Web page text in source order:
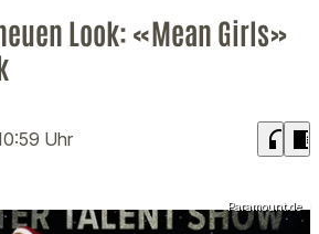
Look: «Mean Girls»
Uhr headphones chrome_reader_mode
Paramount.de